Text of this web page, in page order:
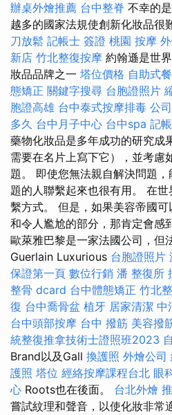
辦桌外燴推薦 台中整脊 不幸的
越多的國家法規使創新化妝品很
刀放鬆 記帳士 簽證 桃園 按摩
新店 竹北整復按摩 約翰遜是世
妝品品牌之一 塔位價格 自助式
態矯正 關鍵字搜尋 台胞證照片
胞證高雄 台中泰式按摩排毒 公
多久 台中月子中心 台中spa 記
藥物化妝品是多年成功的研究成
需要在名片上寫下它），並考慮
題。 即使您無法親自解決問題
題的人聯繫起來也很有用。 在
繫方式。 但是，如果美容帝國
和令人尷尬的部分，那肯定會感
歐萊雅巴黎是一家法國公司，但
Guerlain Luxurious 台胞證照片
保證第一頁 數位行銷 潘 整復所
整骨 dcard 台中體態矯正 竹北
復 台中喬骨盆 植牙 居家清潔 中
台中頭部按摩 台中 撥筋 美容撥
統整復推拿技術士證照班2023
Brand以及Gall 換護照 外燴公司
護照 塔位 經絡按摩課程台北 眼
心 Roots也在後面。 台北外燴
嘗試紋理和聲音，以使化妝非常